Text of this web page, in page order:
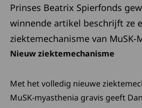
Prinses Beatrix Spierfonds
winnende artikel beschrijft ze
ziektemechanisme van MuSK-
Nieuw ziektemechanisme
Met het volledig nieuwe
MuSK-myasthenia gravis geeft